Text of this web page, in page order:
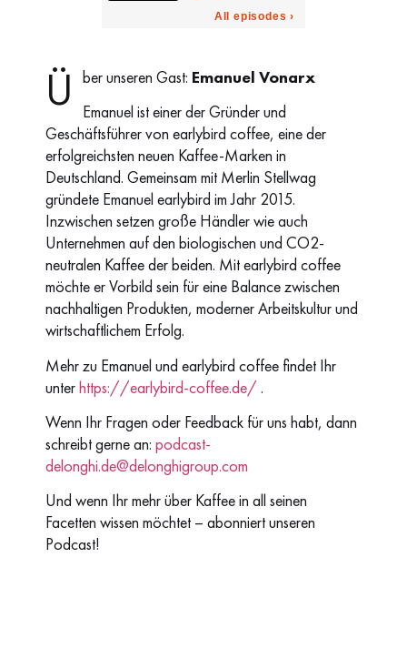
Ü ber unseren Gast: Emanuel Vonarx
Emanuel ist einer der Gründer und
Geschäftsführer von earlybird coffee, eine der
erfolgreichsten neuen Kaffee-Marken in
Deutschland. Gemeinsam mit Merlin Stellwag
gründete Emanuel earlybird im Jahr 2015.
Inzwischen setzen große Händler wie auch
Unternehmen auf den biologischen und CO2-
neutralen Kaffee der beiden. Mit earlybird coffee
möchte er Vorbild sein für eine Balance zwischen
nachhaltigen Produkten, moderner Arbeitskultur und
wirtschaftlichem Erfolg.
Mehr zu Emanuel und earlybird coffee findet Ihr
unterhttps://earlybird-coffee.de/ .
Wenn Ihr Fragen oder Feedback für uns habt, dann
schreibt gerne an:podcast-
delonghi.de@delonghigroup.com
Und wenn Ihr mehr über Kaffee in all seinen
Facetten wissen möchtet – abonniert unseren
Podcast!